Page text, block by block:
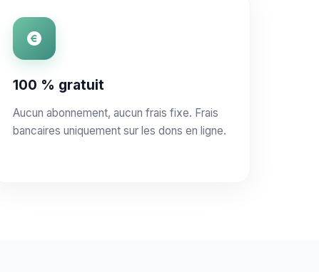
100 % gratuit
Aucun abonnement, aucun frais fixe. Frais
bancaires uniquement sur les dons en ligne.